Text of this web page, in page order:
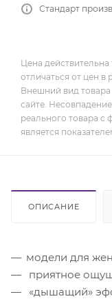
Стандарт
Цена
отличаться от цен в
Внешний вид товара
сайте.
реального товара с
является
ОПИСАНИЕ
модели для
приятное
«дышащий»